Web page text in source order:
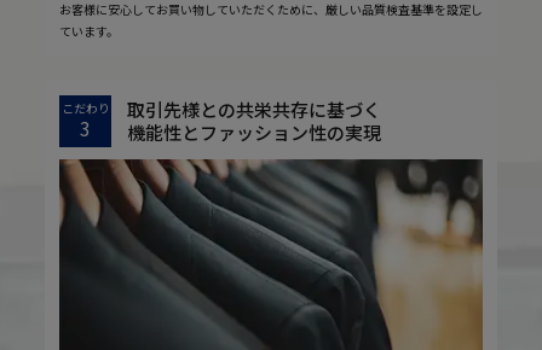
お客様に安心してお買い物していただくために、厳しい品質検査基準を設定し
ています。
こだわり
3
取引先様との共栄共存に基づく
機能性とファッション性の実現